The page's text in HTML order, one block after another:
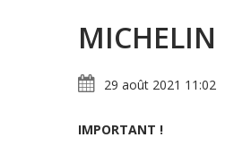
MICHELIN
29 août 2021 11:02
IMPORTANT !